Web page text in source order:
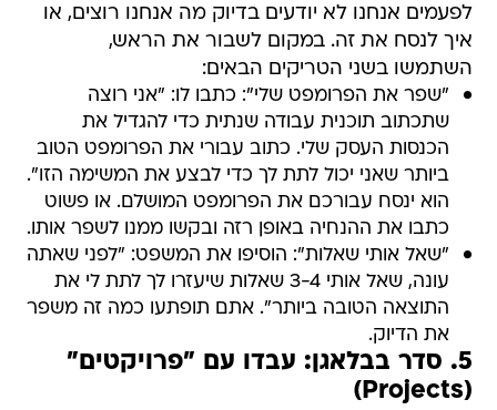
לפעמים אנחנו לא יודעים בדיוק מה אנחנו רוצים, או
איך לנסח את זה. במקום לשבור את הראש,
השתמשו בשני הטריקים הבאים:
"שפר את הפרומפט שלי": כתבו לו: "אני רוצה
שתכתוב תוכנית עבודה שנתית כדי להגדיל את
הכנסות העסק שלי. כתוב עבורי את הפרומפט הטוב
ביותר שאני יכול לתת לך כדי לבצע את המשימה הזו".
הוא ינסח עבורכם את הפרומפט המושלם. או פשוט
כתבו את ההנחיה באופן רזה ובקשו ממנו לשפר אותו.
"שאל אותי שאלות": הוסיפו את המשפט: "לפני שאתה
עונה, שאל אותי 3-4 שאלות שיעזרו לך לתת לי את
התוצאה הטובה ביותר". אתם תופתעו כמה זה משפר
את הדיוק.
5. סדר בבלאגן: עבדו עם "פרויקטים"
(Projects)